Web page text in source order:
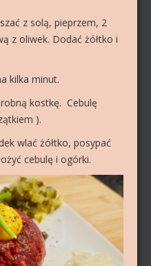
z solą, pieprzem, 2
z oliwek. Dodać żółtko i
kilka minut.
kostkę. Cebulę
).
wlać żółtko, posypać
cebulę i ogórki.